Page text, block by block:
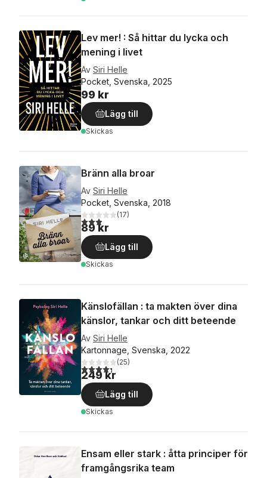
Lev mer! : Så hittar du lycka och
mening i livet
Av Siri Helle
Pocket, Svenska, 2025
99 kr
Lägg till
Skickas
Bränn alla broar
Av Siri Helle
Pocket, Svenska, 2018
2,9utav 5 stjärnor. Totalt antal röster:
(17)
89 kr
Lägg till
Skickas
Känslofällan : ta makten över dina
känslor, tankar och ditt beteende
Av Siri Helle
Kartonnage, Svenska, 2022
4,3utav 5 stjärnor. Totalt antal röster:
(25)
249 kr
Lägg till
Skickas
Ensam eller stark : åtta principer för
framgångsrika team